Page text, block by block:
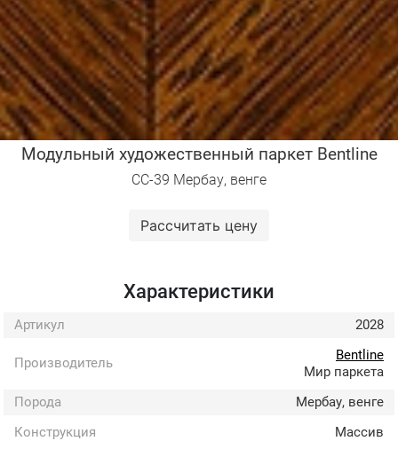
Модульный художественный паркет Bentline
СС-39 Мербау, венге
Рассчитать цену
Характеристики
Артикул 2028
Производитель
Bentline
Мир паркета
Порода
Мербау, венге
Конструкция
Массив